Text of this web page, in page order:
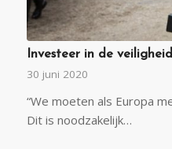
Investeer in de
30 juni 2020
“We moeten als Europa
Dit is noodzakelijk…